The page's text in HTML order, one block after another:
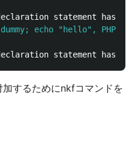
statement has
dummy; echo "hello",
statement has
するためにnkfコマンドを